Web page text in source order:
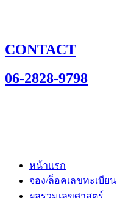
CONTACT
06-2828-9798
หน้าแรก
จอง/ล็อคเลขทะเบียน